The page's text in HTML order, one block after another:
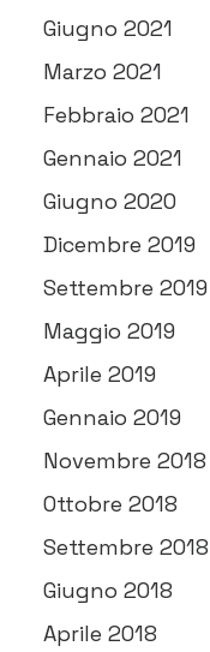
Giugno 2021
Marzo 2021
Febbraio 2021
Gennaio 2021
Giugno 2020
Dicembre 2019
Settembre 2019
Maggio 2019
Aprile 2019
Gennaio 2019
Novembre 2018
Ottobre 2018
Settembre 2018
Giugno 2018
Aprile 2018